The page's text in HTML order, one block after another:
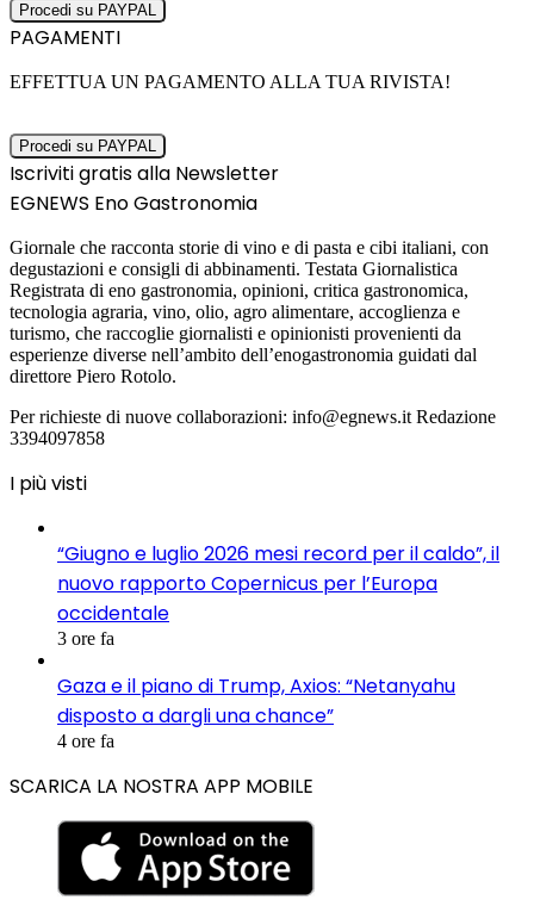
PAGAMENTI
EFFETTUA UN PAGAMENTO ALLA TUA RIVISTA!
Iscriviti gratis alla Newsletter
EGNEWS Eno Gastronomia
Giornale che racconta storie di vino e di pasta e cibi italiani, con
degustazioni e consigli di abbinamenti. Testata Giornalistica
Registrata di eno gastronomia, opinioni, critica gastronomica,
tecnologia agraria, vino, olio, agro alimentare, accoglienza e
turismo, che raccoglie giornalisti e opinionisti provenienti da
esperienze diverse nell’ambito dell’enogastronomia guidati dal
direttore Piero Rotolo.
Per richieste di nuove collaborazioni: info@egnews.it Redazione
3394097858
I più visti
“Giugno e luglio 2026 mesi record per il caldo”, il
nuovo rapporto Copernicus per l’Europa
occidentale
3 ore fa
Gaza e il piano di Trump, Axios: “Netanyahu
disposto a dargli una chance”
4 ore fa
SCARICA LA NOSTRA APP MOBILE